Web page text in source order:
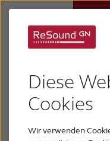
Diese
Cookies
Wir verwenden
Hörverlust
Über ReSound
Entdecken
unsere